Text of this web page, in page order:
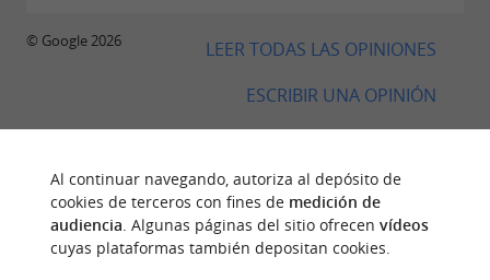
LEER TODAS LAS OPINIONES
ESCRIBIR UNA OPINIÓN
© Google 2026
OPINIONES DE VIAJEROS
QUIZ ROOM BAYONNE
Al continuar navegando, autoriza al depósito de
cookies de terceros con fines de medición de
audiencia . Algunas páginas del sitio ofrecen vídeos
cuyas plataformas también depositan cookies.